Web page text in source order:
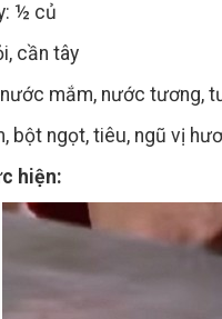
½ củ
cần tây
nước mắm, nước tương,
bột ngọt, tiêu, ngũ vị
hiện: